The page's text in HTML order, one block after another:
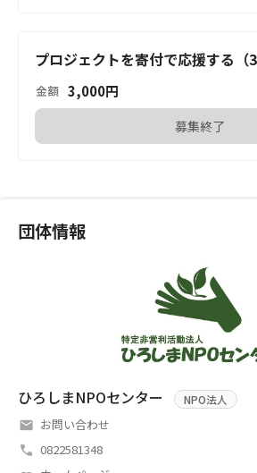
プロジェクトを寄付で応援する（
金額 3,000円
募集終了
団体情報
ひろしまNPOセンター NPO法人
お問い合わせ
0822581348